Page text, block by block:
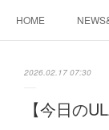
HOME
2026.02.17 07:30
【今日の